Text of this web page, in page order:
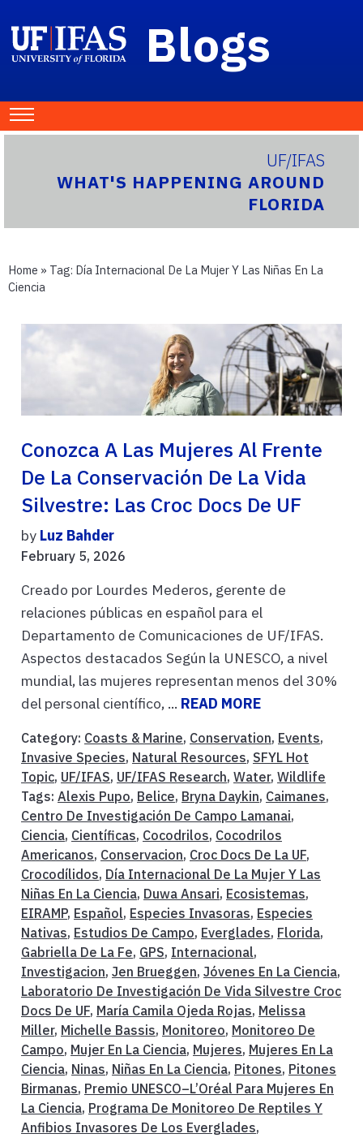
Blogs
UF/IFAS
WHAT'S HAPPENING AROUND
FLORIDA
Home » Tag: Día Internacional De La Mujer Y Las Niñas En La
Ciencia
Conozca A Las Mujeres Al Frente
De La Conservación De La Vida
Silvestre: Las Croc Docs De UF
by Luz Bahder
February 5, 2026
Creado por Lourdes Mederos, gerente de
relaciones públicas en español para el
Departamento de Comunicaciones de UF/IFAS.
Aspectos destacados Según la UNESCO, a nivel
mundial, las mujeres representan menos del 30%
del personal científico, ... READ MORE
Category: Coasts & Marine, Conservation, Events,
Invasive Species, Natural Resources, SFYL Hot
Topic, UF/IFAS, UF/IFAS Research, Water, Wildlife
Tags: Alexis Pupo, Belice, Bryna Daykin, Caimanes,
Centro De Investigación De Campo Lamanai,
Ciencia, Científicas, Cocodrilos, Cocodrilos
Americanos, Conservacion, Croc Docs De La UF,
Crocodílidos, Día Internacional De La Mujer Y Las
Niñas En La Ciencia, Duwa Ansari, Ecosistemas,
EIRAMP, Español, Especies Invasoras, Especies
Nativas, Estudios De Campo, Everglades, Florida,
Gabriella De La Fe, GPS, Internacional,
Investigacion, Jen Brueggen, Jóvenes En La Ciencia,
Laboratorio De Investigación De Vida Silvestre Croc
Docs De UF, María Camila Ojeda Rojas, Melissa
Miller, Michelle Bassis, Monitoreo, Monitoreo De
Campo, Mujer En La Ciencia, Mujeres, Mujeres En La
Ciencia, Ninas, Niñas En La Ciencia, Pitones, Pitones
Birmanas, Premio UNESCO–L’Oréal Para Mujeres En
La Ciencia, Programa De Monitoreo De Reptiles Y
Anfibios Invasores De Los Everglades,